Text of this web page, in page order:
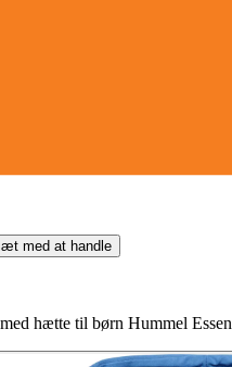
med at handle
hætte til børn Hummel Essen